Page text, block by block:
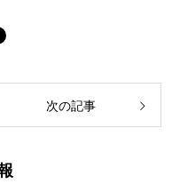
次の記事